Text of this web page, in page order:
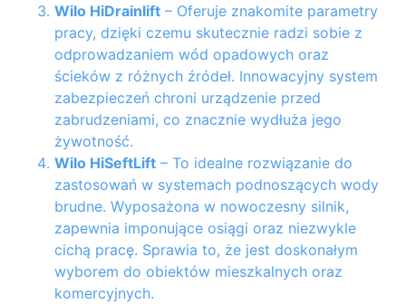
Wilo HiDrainlift – Oferuje znakomite parametry
pracy, dzięki czemu skutecznie radzi sobie z
odprowadzaniem wód opadowych oraz
ścieków z różnych źródeł. Innowacyjny system
zabezpieczeń chroni urządzenie przed
zabrudzeniami, co znacznie wydłuża jego
żywotność.
Wilo HiSeftLift – To idealne rozwiązanie do
zastosowań w systemach podnoszących wody
brudne. Wyposażona w nowoczesny silnik,
zapewnia imponujące osiągi oraz niezwykle
cichą pracę. Sprawia to, że jest doskonałym
wyborem do obiektów mieszkalnych oraz
komercyjnych.